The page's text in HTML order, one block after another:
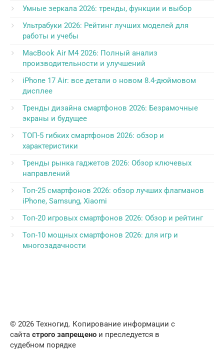
Умные зеркала 2026: тренды, функции и выбор
Ультрабуки 2026: Рейтинг лучших моделей для
работы и учебы
MacBook Air M4 2026: Полный анализ
производительности и улучшений
iPhone 17 Air: все детали о новом 8.4-дюймовом
дисплее
Тренды дизайна смартфонов 2026: Безрамочные
экраны и будущее
ТОП-5 гибких смартфонов 2026: обзор и
характеристики
Тренды рынка гаджетов 2026: Обзор ключевых
направлений
Топ-25 смартфонов 2026: обзор лучших флагманов
iPhone, Samsung, Xiaomi
Топ-20 игровых смартфонов 2026: Обзор и рейтинг
Топ-10 мощных смартфонов 2026: для игр и
многозадачности
© 2026 Техногид. Копирование информации с
сайта строго запрещено и преследуется в
судебном порядке